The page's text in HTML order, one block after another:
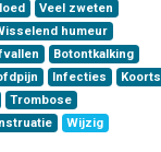
Veel zweten
humeur
Botontkalking
Infecties
Koorts
Trombose
Wijzig